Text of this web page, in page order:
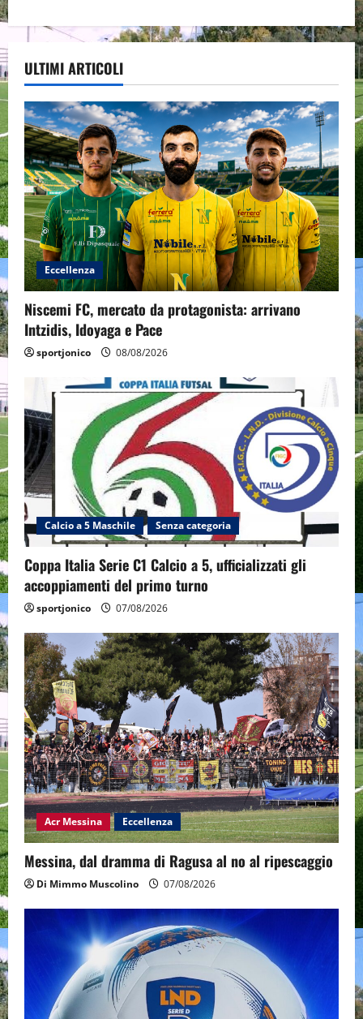
ULTIMI ARTICOLI
Eccellenza
Niscemi FC, mercato da protagonista: arrivano
Intzidis, Idoyaga e Pace
sportjonico 08/08/2026
Calcio a 5 Maschile Senza categoria
Coppa Italia Serie C1 Calcio a 5, ufficializzati gli
accoppiamenti del primo turno
sportjonico 07/08/2026
Acr Messina Eccellenza
Messina, dal dramma di Ragusa al no al ripescaggio
Di Mimmo Muscolino 07/08/2026